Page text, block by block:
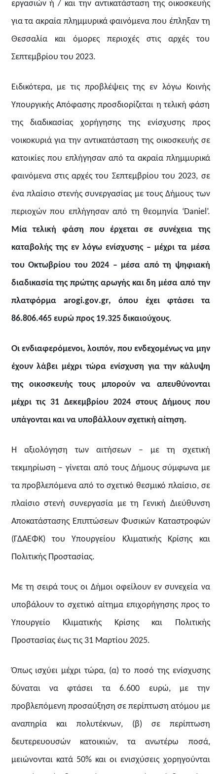
εργασιών ή / και την αντικατάσταση της οικοσκευής
για τα ακραία πλημμυρικά φαινόμενα που έπληξαν τη
Θεσσαλία και όμορες περιοχές στις αρχές του
Σεπτεμβρίου του 2023.
Ειδικότερα, με τις προβλέψεις της εν λόγω Κοινής
Υπουργικής Απόφασης προσδιορίζεται η τελική φάση
της διαδικασίας χορήγησης της ενίσχυσης προς
νοικοκυριά για την αντικατάσταση της οικοσκευής σε
κατοικίες που επλήγησαν από τα ακραία πλημμυρικά
φαινόμενα στις αρχές του Σεπτεμβρίου του 2023, σε
ένα πλαίσιο στενής συνεργασίας με τους Δήμους των
περιοχών που επλήγησαν από τη θεομηνία ‘Daniel ’.
Μία τελική φάση που έρχεται σε συνέχεια της
καταβολής της εν λόγω ενίσχυσης – μέχρι τα μέσα
του Οκτωβρίου του 2024 – μέσα από τη ψηφιακή
διαδικασία της πρώτης αρωγής και δη μέσα από την
πλατφόρμα arogi.gov.gr, όπου έχει φτάσει τα
86.806.465 ευρώ προς 19.325 δικαιούχους.
Οι ενδιαφερόμενοι, λοιπόν, που ενδεχομένως να μην
έχουν λάβει μέχρι τώρα ενίσχυση για την κάλυψη
της οικοσκευής τους μπορούν να απευθύνονται
μέχρι τις 31 Δεκεμβρίου 2024 στους Δήμους που
υπάγονται και να υποβάλλουν σχετική αίτηση.
Η αξιολόγηση των αιτήσεων – με τη σχετική
τεκμηρίωση – γίνεται από τους Δήμους σύμφωνα με
τα προβλεπόμενα από το σχετικό θεσμικό πλαίσιο, σε
πλαίσιο στενή συνεργασία με τη Γενική Διεύθυνση
Αποκατάστασης Επιπτώσεων Φυσικών Καταστροφών
(ΓΔΑΕΦΚ) του Υπουργείου Κλιματικής Κρίσης και
Πολιτικής Προστασίας.
Με τη σειρά τους οι Δήμοι οφείλουν εν συνεχεία να
υποβάλουν το σχετικό αίτημα επιχορήγησης προς το
Υπουργείο Κλιματικής Κρίσης και Πολιτικής
Προστασίας έως τις 31 Μαρτίου 2025.
Όπως ισχύει μέχρι τώρα, (α) το ποσό της ενίσχυσης
δύναται να φτάσει τα 6.600 ευρώ, με την
προβλεπόμενη προσαύξηση σε περίπτωση ατόμου με
αναπηρία και πολυτέκνων, (β) σε περίπτωση
δευτερευουσών κατοικιών, τα ανωτέρω ποσά,
μειώνονται κατά 50% και οι ενισχύσεις χορηγούνται